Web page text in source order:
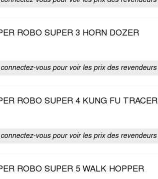
ROBO SUPER 3 HORN DOZER
vous pour voir les prix des revendeurs
ROBO SUPER 4 KUNG FU TRACER
vous pour voir les prix des revendeurs
ROBO SUPER 5 WALK HOPPER